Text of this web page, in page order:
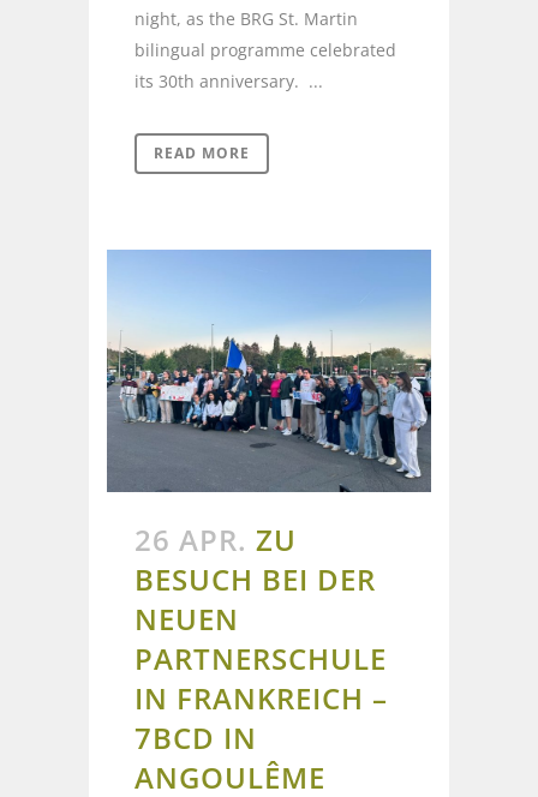
night, as the BRG St. Martin
bilingual programme celebrated
its 30th anniversary. ...
READ MORE
26 APR. ZU
BESUCH BEI DER
NEUEN
PARTNERSCHULE
IN FRANKREICH –
7BCD IN
ANGOULÊME